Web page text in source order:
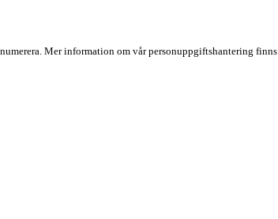
Mer information om vår personuppgiftshantering finns